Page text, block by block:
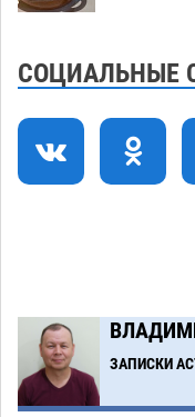
голове
18:57
В Астрахани
теории игр
СОЦИАЛЬНЫЕ
ЗАПИСКИ